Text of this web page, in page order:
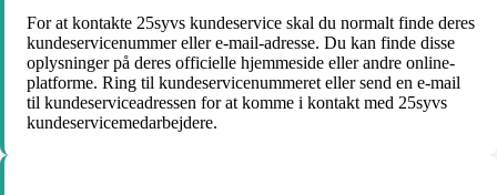
For at kontakte 25syvs kundeservice skal du normalt finde deres
kundeservicenummer eller e-mail-adresse. Du kan finde disse
oplysninger på deres officielle hjemmeside eller andre online-
platforme. Ring til kundeservicenummeret eller send en e-mail
til kundeserviceadressen for at komme i kontakt med 25syvs
kundeservicemedarbejdere.